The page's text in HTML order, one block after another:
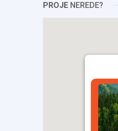
PROJE NEREDE?